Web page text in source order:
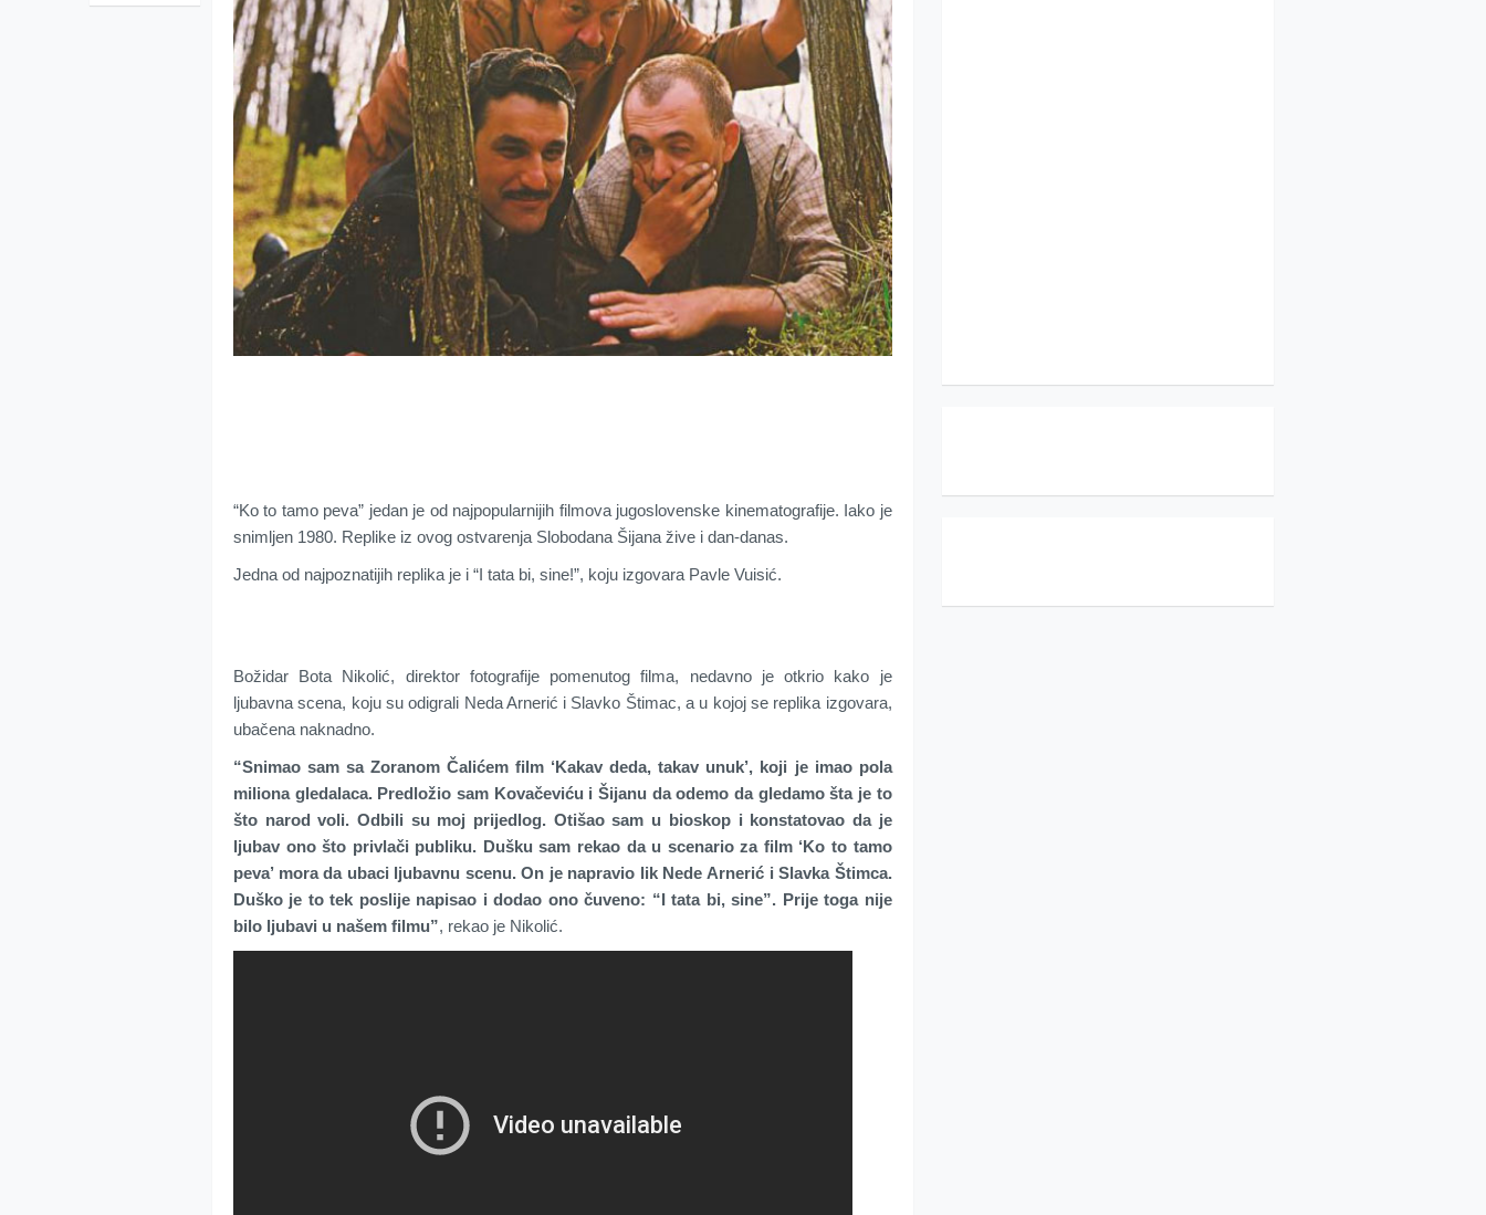
“Ko to tamo peva” jedan je od najpopularnijih filmova jugoslovenske kinematografije. Iako je
snimljen 1980. Replike iz ovog ostvarenja Slobodana Šijana žive i dan-danas.
Jedna od najpoznatijih replika je i “I tata bi, sine!”, koju izgovara Pavle Vuisić.
Božidar Bota Nikolić, direktor fotografije pomenutog filma, nedavno je otkrio kako je
ljubavna scena, koju su odigrali Neda Arnerić i Slavko Štimac, a u kojoj se replika izgovara,
ubačena naknadno.
“Snimao sam sa Zoranom Čalićem film ‘Kakav deda, takav unuk’, koji je imao pola
miliona gledalaca. Predložio sam Kovačeviću i Šijanu da odemo da gledamo šta je to
što narod voli. Odbili su moj prijedlog. Otišao sam u bioskop i konstatovao da je
ljubav ono što privlači publiku. Dušku sam rekao da u scenario za film ‘Ko to tamo
peva’ mora da ubaci ljubavnu scenu. On je napravio lik Nede Arnerić i Slavka Štimca.
Duško je to tek poslije napisao i dodao ono čuveno: “I tata bi, sine”. Prije toga nije
bilo ljubavi u našem filmu”, rekao je Nikolić.